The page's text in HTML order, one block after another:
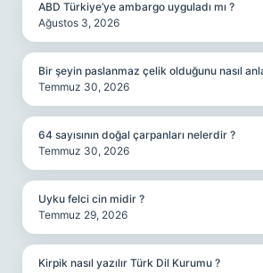
ABD Türkiye’ye ambargo uyguladı mı ?
Ağustos 3, 2026
Bir şeyin paslanmaz çelik olduğunu nasıl
Temmuz 30, 2026
64 sayısının doğal çarpanları nelerdir ?
Temmuz 30, 2026
Uyku felci cin midir ?
Temmuz 29, 2026
Kirpik nasıl yazılır Türk Dil Kurumu ?